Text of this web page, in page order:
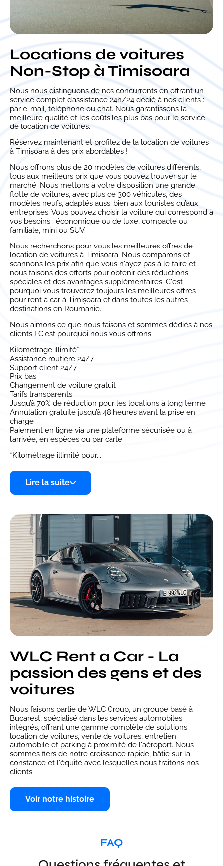
Locations de voitures
Non-Stop à Timisoara
Nous nous distinguons de nos concurrents en offrant un
service complet d’assistance 24h/24 dédié à nos clients :
par e-mail, téléphone ou chat. Nous garantissons la
meilleure qualité et les coûts les plus bas pour le service
de location de voitures.
Réservez maintenant et profitez de la location de voitures
à Timișoara à des prix abordables !
Nous offrons plus de 20 modèles de voitures différents,
tous aux meilleurs prix que vous pouvez trouver sur le
marché. Nous mettons à votre disposition une grande
flotte de voitures, avec plus de 300 véhicules, des
modèles neufs, adaptés aussi bien aux touristes qu’aux
entreprises. Vous pouvez choisir la voiture qui correspond à
vos besoins : économique ou de luxe, compacte ou
familiale, mini ou SUV.
Nous recherchons pour vous les meilleures offres de
location de voitures à Timișoara. Nous comparons et
scannons les prix afin que vous n'ayez pas à le faire et
nous faisons des efforts pour obtenir des réductions
spéciales et des avantages supplémentaires. C'est
pourquoi vous trouverez toujours les meilleures offres
pour rent a car à Timișoara et dans toutes les autres
destinations en Roumanie.
Nous aimons ce que nous faisons et sommes dédiés à nos
clients ! C'est pourquoi nous vous offrons :
Kilométrage illimité*
Assistance routière 24/7
Support client 24/7
Prix bas
Changement de voiture gratuit
Tarifs transparents
Jusqu’à 70% de réduction pour les locations à long terme
Annulation gratuite jusqu’à 48 heures avant la prise en
charge
Paiement en ligne via une plateforme sécurisée ou à
l’arrivée, en espèces ou par carte
*Kilométrage illimité pour...
Lire la suite
WLC Rent a Car - La
passion des gens et des
voitures
Nous faisons partie de WLC Group, un groupe basé à
Bucarest, spécialisé dans les services automobiles
intégrés, offrant une gamme complète de solutions :
location de voitures, vente de voitures, entretien
automobile et parking à proximité de l'aéroport. Nous
sommes fiers de notre croissance rapide, bâtie sur la
constance et l'équité avec lesquelles nous traitons nos
clients.
Voir notre histoire
FAQ